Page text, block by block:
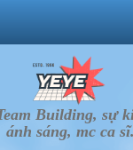
Building, sự
sáng, mc ca